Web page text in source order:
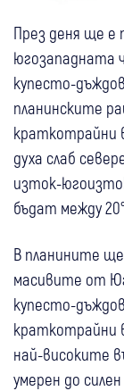
През деня ще е
югозападната
купесто-
планинските
краткотрайни
духа слаб
изток-
бъдат между
В планините ще
масивите от
купесто-
краткотрайни
най-високите
умерен до